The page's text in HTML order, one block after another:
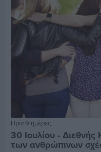
Πριν 9 ημέρες
30 Ιουλίου -
των ανθρώπινων